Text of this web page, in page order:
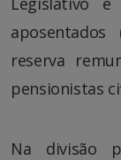
reserva
pensionistas
Na divisão